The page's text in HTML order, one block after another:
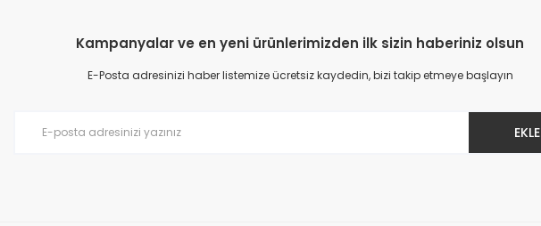
Kampanyalar ve en yeni ürünlerimizden ilk sizin haberiniz olsun
E-Posta adresinizi haber listemize ücretsiz kaydedin, bizi takip etmeye başlayın
EKLE